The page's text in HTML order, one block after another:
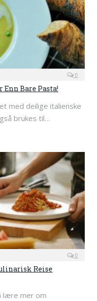
0
Bare Pasta!
med deilige italienske
brukes til…
0
Reise
lære mer om